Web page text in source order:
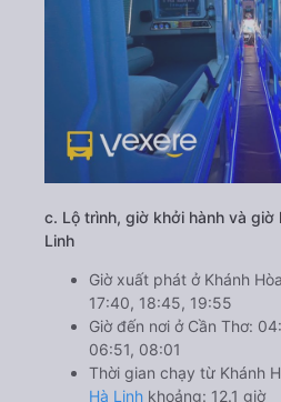
c. Lộ trình, giờ khởi hành và
Linh
Giờ xuất phát ở Khánh
17:40, 18:45, 19:55
Giờ đến nơi ở Cần Thơ:
06:51, 08:01
Thời gian chạy từ Khánh
Hà Linh khoảng: 12.1 giờ